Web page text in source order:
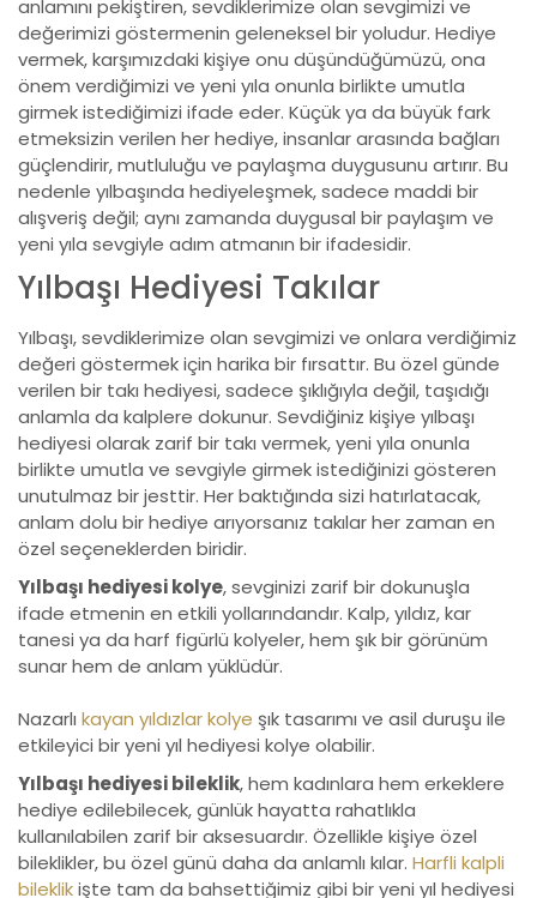
anlamını pekiştiren, sevdiklerimize olan sevgimizi ve
değerimizi göstermenin geleneksel bir yoludur. Hediye
vermek, karşımızdaki kişiye onu düşündüğümüzü, ona
önem verdiğimizi ve yeni yıla onunla birlikte umutla
girmek istediğimizi ifade eder. Küçük ya da büyük fark
etmeksizin verilen her hediye, insanlar arasında bağları
güçlendirir, mutluluğu ve paylaşma duygusunu artırır. Bu
nedenle yılbaşında hediyeleşmek, sadece maddi bir
alışveriş değil; aynı zamanda duygusal bir paylaşım ve
yeni yıla sevgiyle adım atmanın bir ifadesidir.
Yılbaşı Hediyesi Takılar
Yılbaşı, sevdiklerimize olan sevgimizi ve onlara verdiğimiz
değeri göstermek için harika bir fırsattır. Bu özel günde
verilen bir takı hediyesi, sadece şıklığıyla değil, taşıdığı
anlamla da kalplere dokunur. Sevdiğiniz kişiye yılbaşı
hediyesi olarak zarif bir takı vermek, yeni yıla onunla
birlikte umutla ve sevgiyle girmek istediğinizi gösteren
unutulmaz bir jesttir. Her baktığında sizi hatırlatacak,
anlam dolu bir hediye arıyorsanız takılar her zaman en
özel seçeneklerden biridir.
Yılbaşı hediyesi kolye, sevginizi zarif bir dokunuşla
ifade etmenin en etkili yollarındandır. Kalp, yıldız, kar
tanesi ya da harf figürlü kolyeler, hem şık bir görünüm
sunar hem de anlam yüklüdür.
Nazarlı kayan yıldızlar kolye şık tasarımı ve asil duruşu ile
etkileyici bir yeni yıl hediyesi kolye olabilir.
Yılbaşı hediyesi bileklik, hem kadınlara hem erkeklere
hediye edilebilecek, günlük hayatta rahatlıkla
kullanılabilen zarif bir aksesuardır. Özellikle kişiye özel
bileklikler, bu özel günü daha da anlamlı kılar. Harfli kalpli
bileklikişte tam da bahsettiğimiz gibi bir yeni yıl hediyesi